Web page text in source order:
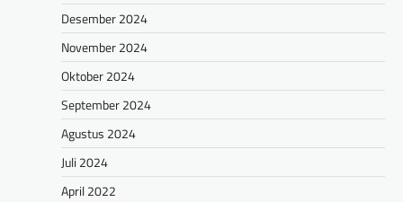
Desember 2024
November 2024
Oktober 2024
September 2024
Agustus 2024
Juli 2024
April 2022